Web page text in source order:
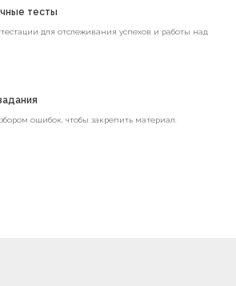
тесты
для отслеживания успехов и работы над
ошибок, чтобы закрепить материал.